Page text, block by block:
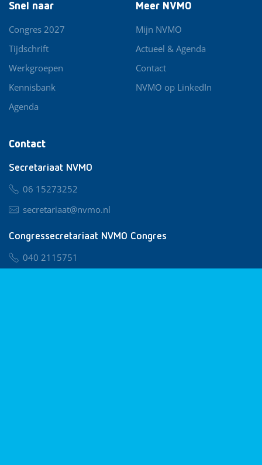
Contact
Secretariaat NVMO
06 15273252
secretariaat@nvmo.nl
Congressecretariaat NVMO Congres
040 2115751
Snel naar
Congres 2027
Tijdschrift
Werkgroepen
Kennisbank
Agenda
Meer NVMO
Mijn NVMO
Actueel & Agenda
Contact
NVMO op LinkedIn